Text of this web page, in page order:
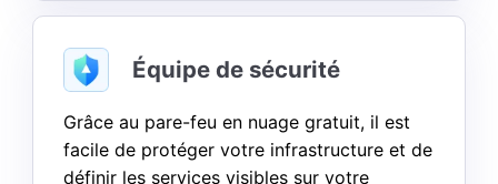
Équipe de sécurité
Grâce au pare-feu en nuage gratuit, il est
facile de protéger votre infrastructure et de
définir les services visibles sur votre